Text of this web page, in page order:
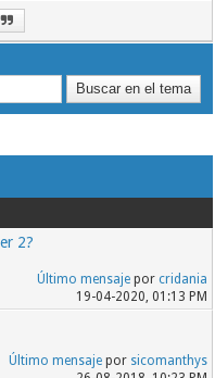
2?
Último mensajepor cridania
19-04-2020, 01:13 PM
Último mensajepor sicomanthys